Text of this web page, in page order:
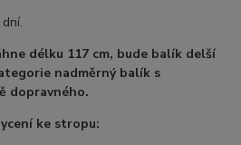
délku 117 cm, bude balík delší
nadměrný balík s
dopravného.
ke stropu: